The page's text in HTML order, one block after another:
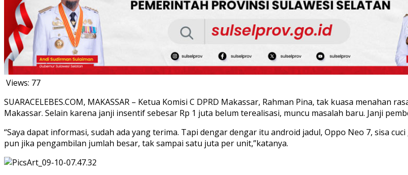
Views: 77
SUARACELEBES.COM, MAKASSAR – Ketua Komisi C DPRD Makassar, Rahman Pina, tak kuasa
Makassar. Selain karena janji insentif sebesar Rp 1 juta belum terealisasi, muncu masalah baru. Janji
“Saya dapat informasi, sudah ada yang terima. Tapi dengar dengar itu android jadul, Oppo Neo 7, sisa
pun jika pengambilan jumlah besar, tak sampai satu juta per unit,”katanya.